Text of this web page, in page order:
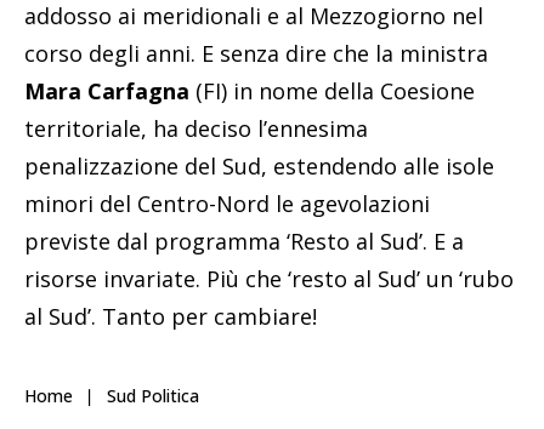
addosso ai meridionali e al Mezzogiorno nel
corso degli anni. E senza dire che la ministra
Mara Carfagna (FI) in nome della Coesione
territoriale, ha deciso l’ennesima
penalizzazione del Sud, estendendo alle isole
minori del Centro-Nord le agevolazioni
previste dal programma ‘Resto al Sud’. E a
risorse invariate. Più che ‘resto al Sud’ un ‘rubo
al Sud’. Tanto per cambiare!
Home Sud Politica